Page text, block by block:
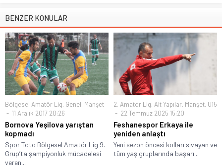
BENZER KONULAR
Bölgesel Amatör Lig, Genel, Manşet
11 Aralık 2017 20:26
Bornova Yeşilova yarıştan
kopmadı
Spor Toto Bölgesel Amatör Lig 9.
Grup’ta şampiyonluk mücadelesi
veren...
2. Amatör Lig, Alt Yapılar, Manşet, U15
22 Temmuz 2025 15:20
Feshanespor Erkaya ile
yeniden anlaştı
Yeni sezon öncesi kolları sıvayan ve
tüm yaş gruplarında başarı...